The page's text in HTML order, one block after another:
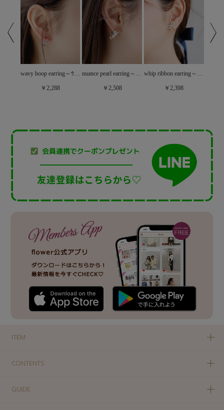
wavy hoop earring～ｳｪｰﾋﾞｰﾌｰﾌﾟｲﾔﾘﾝｸﾞ
￥2,288
nuance pearl earring～ﾆｭｱﾝｽﾊﾟｰﾙｲﾔﾘﾝｸﾞ
￥2,508
whip ribbon earring～ﾎｲｯﾌﾟﾘﾎﾞﾝｲﾔﾘﾝｸﾞ
￥2,398
ITEM
CONTENTS
GUIDE